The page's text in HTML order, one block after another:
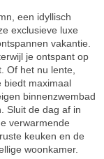
een idyllisch
exclusieve luxe
vakantie.
je ontspant op
Of het nu lente,
biedt maximaal
binnenzwembad
Sluit de dag af in
verwarmende
keuken en de
woonkamer.